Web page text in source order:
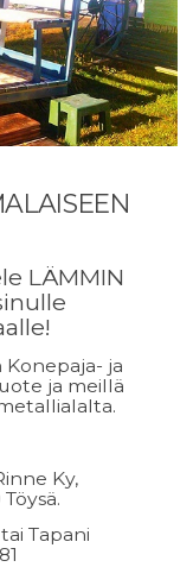
LÄMMIN
Konepaja- ja
ja meillä
Ky,
Tapani